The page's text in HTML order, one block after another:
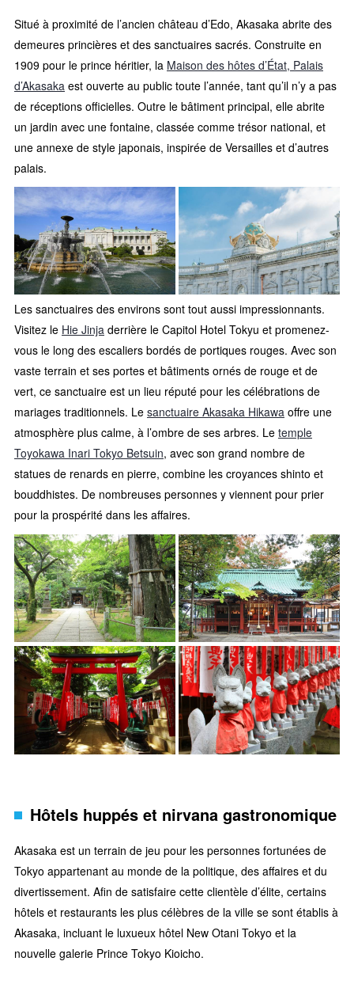
Situé à proximité de l’ancien château d’Edo, Akasaka abrite des
demeures princières et des sanctuaires sacrés. Construite en
1909 pour le prince héritier, la Maison des hôtes d’État, Palais
d’Akasaka est ouverte au public toute l’année, tant qu’il n’y a pas
de réceptions officielles. Outre le bâtiment principal, elle abrite
un jardin avec une fontaine, classée comme trésor national, et
une annexe de style japonais, inspirée de Versailles et d’autres
palais.
Les sanctuaires des environs sont tout aussi impressionnants.
Visitez le Hie Jinja derrière le Capitol Hotel Tokyu et promenez-
vous le long des escaliers bordés de portiques rouges. Avec son
vaste terrain et ses portes et bâtiments ornés de rouge et de
vert, ce sanctuaire est un lieu réputé pour les célébrations de
mariages traditionnels. Le sanctuaire Akasaka Hikawa offre une
atmosphère plus calme, à l’ombre de ses arbres. Le temple
Toyokawa Inari Tokyo Betsuin, avec son grand nombre de
statues de renards en pierre, combine les croyances shinto et
bouddhistes. De nombreuses personnes y viennent pour prier
pour la prospérité dans les affaires.
Hôtels huppés et nirvana gastronomique
Akasaka est un terrain de jeu pour les personnes fortunées de
Tokyo appartenant au monde de la politique, des affaires et du
divertissement. Afin de satisfaire cette clientèle d’élite, certains
hôtels et restaurants les plus célèbres de la ville se sont établis à
Akasaka, incluant le luxueux hôtel New Otani Tokyo et la
nouvelle galerie Prince Tokyo Kioicho.